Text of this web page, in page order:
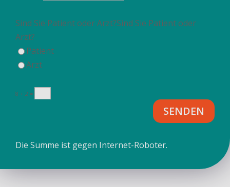
Sind Sie Patient oder Arzt?Sind Sie Patient oder
Arzt?
Patient
Arzt
8 + 2 =
SENDEN
Die Summe ist gegen Internet-Roboter.